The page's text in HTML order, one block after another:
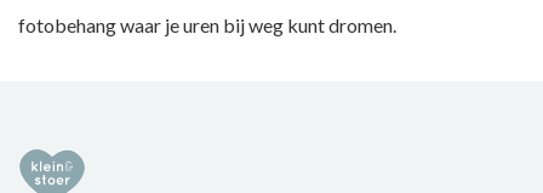
fotobehang waar je uren bij weg kunt dromen.